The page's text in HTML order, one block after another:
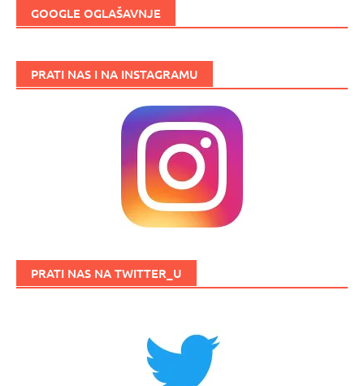
GOOGLE OGLAŠAVNJE
PRATI NAS I NA INSTAGRAMU
PRATI NAS NA TWITTER_U